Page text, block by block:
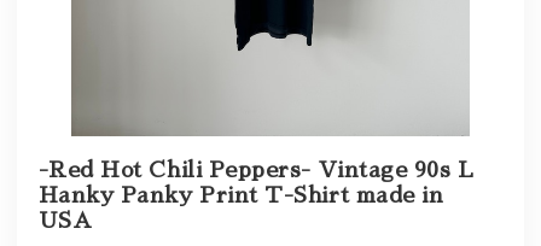
-Red Hot Chili Peppers- Vintage 90s L
Hanky Panky Print T-Shirt made in
USA